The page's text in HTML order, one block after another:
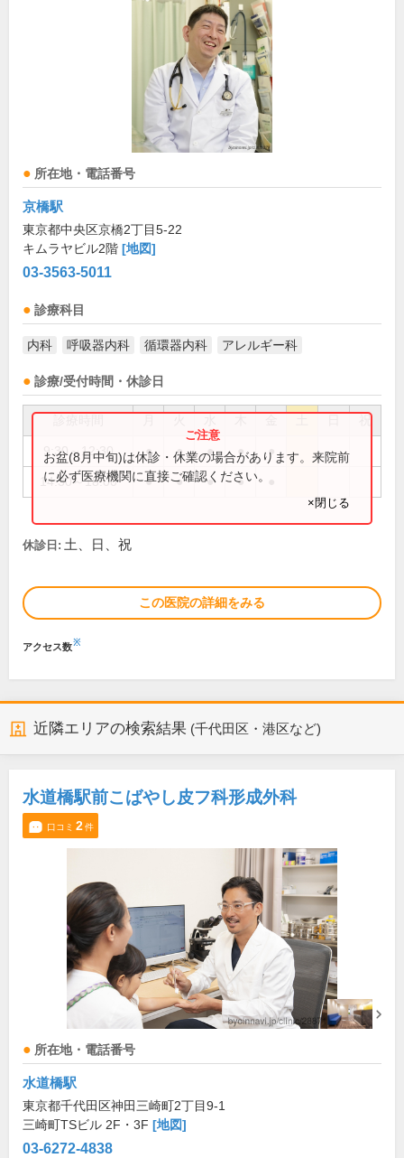
所在地・電話番号
京橋駅
東京都中央区京橋2丁目5-22
キムラヤビル2階 [地図]
03-3563-5011
診療科目
内科 呼吸器内科 循環器内科 アレルギー科
診療/受付時間・休診日
祝
9:30～12:30 ● ● ● ● ●
14:30～18:00 ● ● ● ●
お盆(8月中旬)は休診・休業の場合があります。来院前
に必ず医療機関に直接ご確認ください。
×閉じる
休診日: 土、日、祝
この医院の詳細をみる
アクセス数※
近隣エリアの検索結果 (千代田区・港区など)
水道橋駅前こばやし皮フ科形成外科
口コミ 2件
所在地・電話番号
水道橋駅
東京都千代田区神田三崎町2丁目9-1
三崎町TSビル 2F・3F [地図]
03-6272-4838